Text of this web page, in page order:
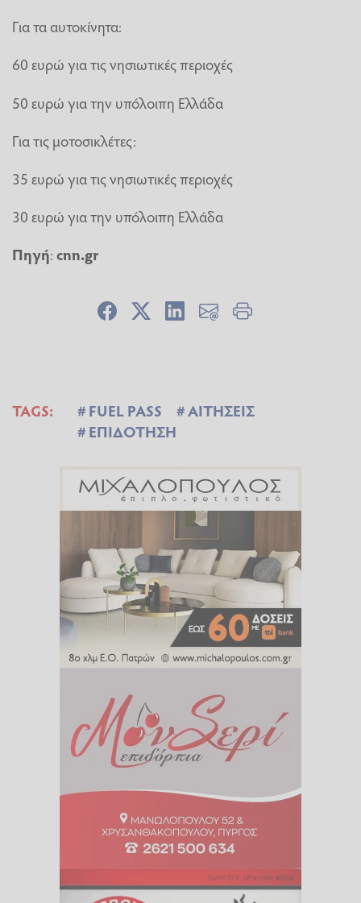
Για τα αυτοκίνητα:
60 ευρώ για τις νησιωτικές περιοχές
50 ευρώ για την υπόλοιπη Ελλάδα
Για τις μοτοσικλέτες:
35 ευρώ για τις νησιωτικές περιοχές
30 ευρώ για την υπόλοιπη Ελλάδα
Πηγή:cnn.gr
TAGS: FUEL PASS
ΑΙΤΗΣΕΙΣ
ΕΠΙΔΟΤΗΣΗ